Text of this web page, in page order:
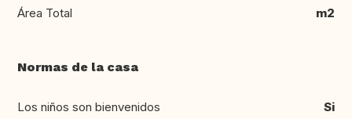
Área Total m2
Normas de la casa
Los niños son bienvenidos Si